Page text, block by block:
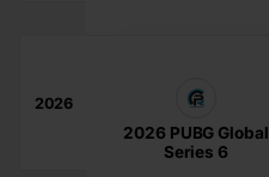
2026
2026 PUBG Global
Series 6